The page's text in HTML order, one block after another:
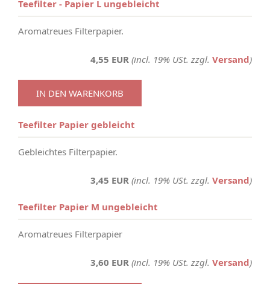
Teefilter - Papier L ungebleicht
Aromatreues Filterpapier.
4,55 EUR (incl. 19% USt. zzgl. Versand)
IN DEN WARENKORB
Teefilter Papier gebleicht
Gebleichtes Filterpapier.
3,45 EUR (incl. 19% USt. zzgl. Versand)
Teefilter Papier M ungebleicht
Aromatreues Filterpapier
3,60 EUR (incl. 19% USt. zzgl. Versand)